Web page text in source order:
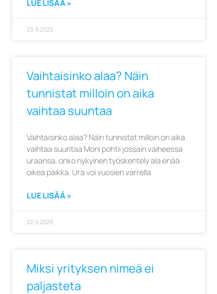
LUE LISÄÄ »
23.9.2025
Vaihtaisinko alaa? Näin
tunnistat milloin on aika
vaihtaa suuntaa
Vaihtaisinko alaa? Näin tunnistat milloin on aika
vaihtaa suuntaa Moni pohtii jossain vaiheessa
uraansa, onko nykyinen työskentely ala enää
oikea paikka. Ura voi vuosien varrella
LUE LISÄÄ »
22.9.2025
Miksi yrityksen nimeä ei
paljasteta